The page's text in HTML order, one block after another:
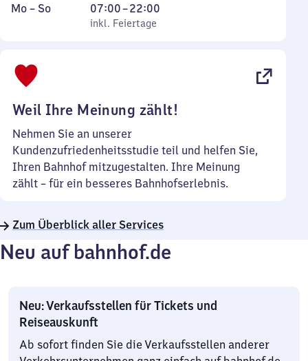
Montag
Mo – So,
inkl. Feiertage
07:00–22:00
Von
7
inkl. Feiertage
Weil Ihre Meinung zählt!
Nehmen Sie an unserer
Kundenzufriedenheitsstudie teil und helfen Sie,
Ihren Bahnhof mitzugestalten. Ihre Meinung
zählt – für ein besseres Bahnhofserlebnis.
Zum Überblick aller Services
Neu auf bahnhof.de
Neu: Verkaufsstellen für Tickets und
Reiseauskunft
Ab sofort finden Sie die Verkaufsstellen anderer